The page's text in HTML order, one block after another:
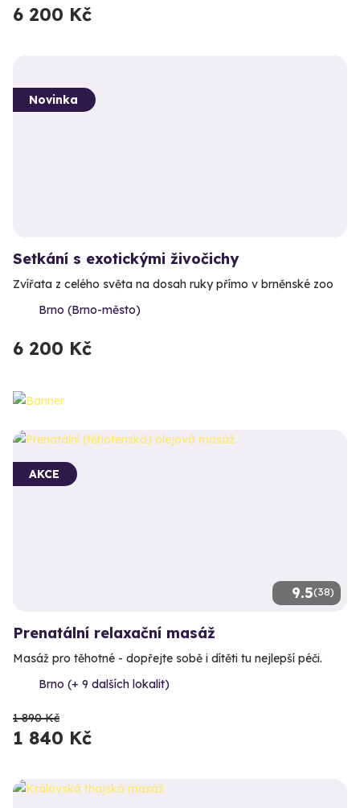
6 200 Kč
Novinka
Setkání s exotickými živočichy
Zvířata z celého světa na dosah ruky přímo v brněnské zoo
Brno (Brno-město)
6 200 Kč
9.5(38)
AKCE
Prenatální relaxační masáž
Masáž pro těhotné - dopřejte sobě i dítěti tu nejlepší péči.
Brno (+ 9 dalších lokalit)
1 890 Kč
1 840 Kč